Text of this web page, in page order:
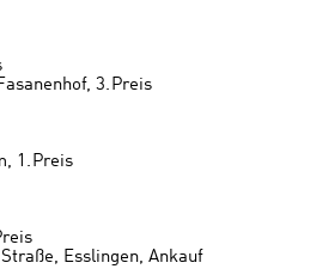
3. Preis
1. Preis
Esslingen, Ankauf